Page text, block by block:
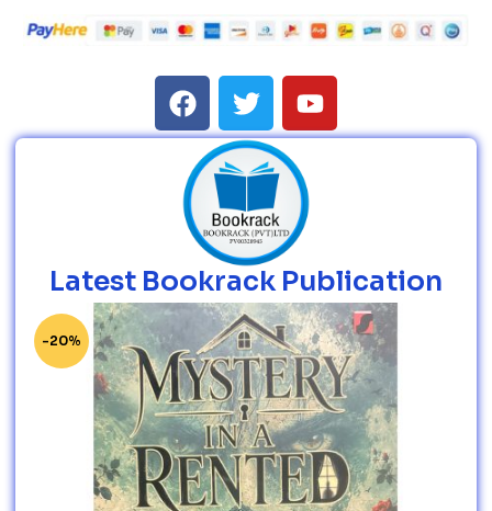
Latest Bookrack Publication
-20%